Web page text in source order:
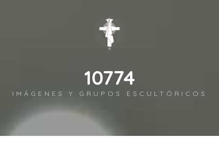
11972
IMÁGENES Y GRUPOS ESCULTÓRICOS